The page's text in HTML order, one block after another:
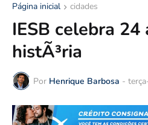
Página inicial cidades
IESB celebra 24
histÃ³ria
Por Henrique Barbosa -